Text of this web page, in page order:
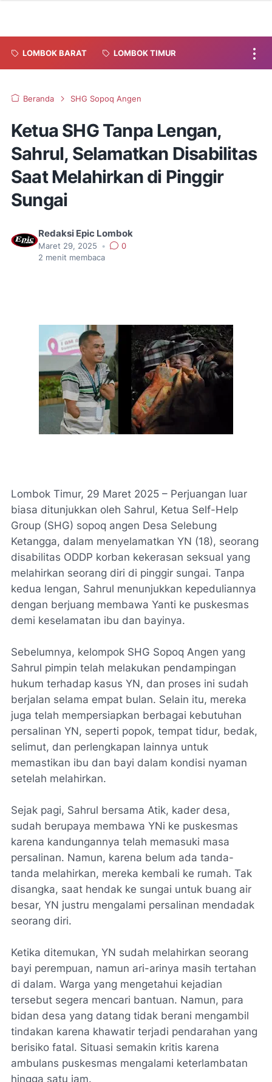
LOMBOK BARAT LOMBOK TIMUR
Beranda SHG Sopoq Angen
Ketua SHG Tanpa Lengan,
Sahrul, Selamatkan Disabilitas
Saat Melahirkan di Pinggir
Sungai
Redaksi Epic Lombok
Maret 29, 2025 •
0
2 menit membaca
Lombok Timur, 29 Maret 2025 – Perjuangan luar
biasa ditunjukkan oleh Sahrul, Ketua Self-Help
Group (SHG) sopoq angen Desa Selebung
Ketangga, dalam menyelamatkan YN (18), seorang
disabilitas ODDP korban kekerasan seksual yang
melahirkan seorang diri di pinggir sungai. Tanpa
kedua lengan, Sahrul menunjukkan kepeduliannya
dengan berjuang membawa Yanti ke puskesmas
demi keselamatan ibu dan bayinya.
Sebelumnya, kelompok SHG Sopoq Angen yang
Sahrul pimpin telah melakukan pendampingan
hukum terhadap kasus YN, dan proses ini sudah
berjalan selama empat bulan. Selain itu, mereka
juga telah mempersiapkan berbagai kebutuhan
persalinan YN, seperti popok, tempat tidur, bedak,
selimut, dan perlengkapan lainnya untuk
memastikan ibu dan bayi dalam kondisi nyaman
setelah melahirkan.
Sejak pagi, Sahrul bersama Atik, kader desa,
sudah berupaya membawa YNi ke puskesmas
karena kandungannya telah memasuki masa
persalinan. Namun, karena belum ada tanda-
tanda melahirkan, mereka kembali ke rumah. Tak
disangka, saat hendak ke sungai untuk buang air
besar, YN justru mengalami persalinan mendadak
seorang diri.
Ketika ditemukan, YN sudah melahirkan seorang
bayi perempuan, namun ari-arinya masih tertahan
di dalam. Warga yang mengetahui kejadian
tersebut segera mencari bantuan. Namun, para
bidan desa yang datang tidak berani mengambil
tindakan karena khawatir terjadi pendarahan yang
berisiko fatal. Situasi semakin kritis karena
ambulans puskesmas mengalami keterlambatan
hingga satu jam.